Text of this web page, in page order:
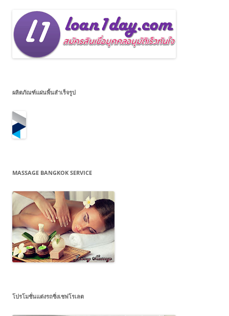
ผลิตภัณฑ์แผ่นพื้นสำเร็จรูป
MASSAGE BANGKOK SERVICE
โปรโมชั่นแต่งรถซิ่งเชฟโรเลต